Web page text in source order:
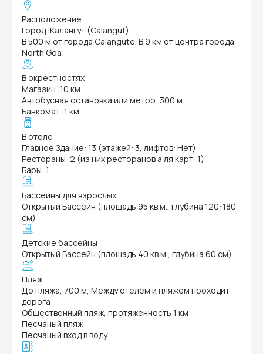
Расположение
Город :Калангут (Calangut)
В 500 м от города Calangute. В 9 км от центра города
North Goa
В окрестностях
Магазин :10 км
Автобусная остановка или метро :300 м
Банкомат :1 км
В отеле
Главное Здание: 13 (этажей: 3, лифтов: Нет)
Рестораны: 2 (из них ресторанов а’ля карт: 1)
Бары: 1
Бассейны для взрослых
Открытый Бассейн (площадь 95 кв.м., глубина 120-180
см)
Детские бассейны
Открытый Бассейн (площадь 40 кв.м., глубина 60 см)
Пляж
До пляжа, 700 м, Между отелем и пляжем проходит
дорога
Общественный пляж, протяженность 1 км
Песчаный пляж
Песчаный вход в воду